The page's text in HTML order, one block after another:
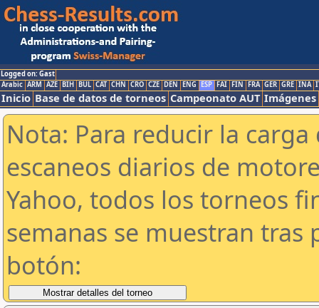
Logged on: Gast
Arabic ARM AZE BIH BUL CAT CHN CRO CZE DEN ENG ESP FAI FIN FRA GER GRE INA
Inicio Base de datos de torneos Campeonato AUT Imágenes
Nota: Para reducir la
escaneos diarios de
Yahoo, todos los torneos
semanas se muestran tras
botón: